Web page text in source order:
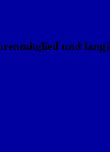
und